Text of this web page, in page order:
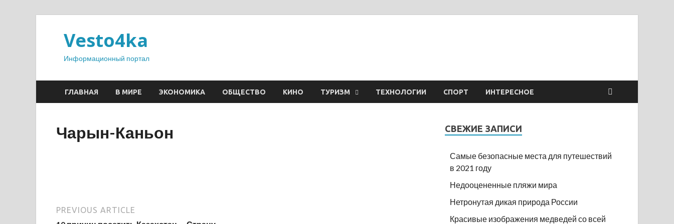
Vesto4ka
Информационный портал
ГЛАВНАЯ В МИРЕ ЭКОНОМИКА ОБЩЕСТВО КИНО ТУРИЗМ ТЕХНОЛОГИИ СПОРТ ИНТЕРЕСНОЕ
Чарын-Каньон
PREVIOUS ARTICLE
СВЕЖИЕ ЗАПИСИ
Самые безопасные места для путешествий
в 2021 году
Недооцененные пляжи мира
Нетронутая дикая природа России
Красивые изображения медведей со всей